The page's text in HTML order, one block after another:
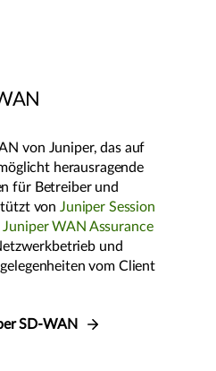
von Juniper, das auf
herausragende
für Betreiber und
von Juniper Session
Juniper WAN Assurance
und
vom Client
SD-WAN